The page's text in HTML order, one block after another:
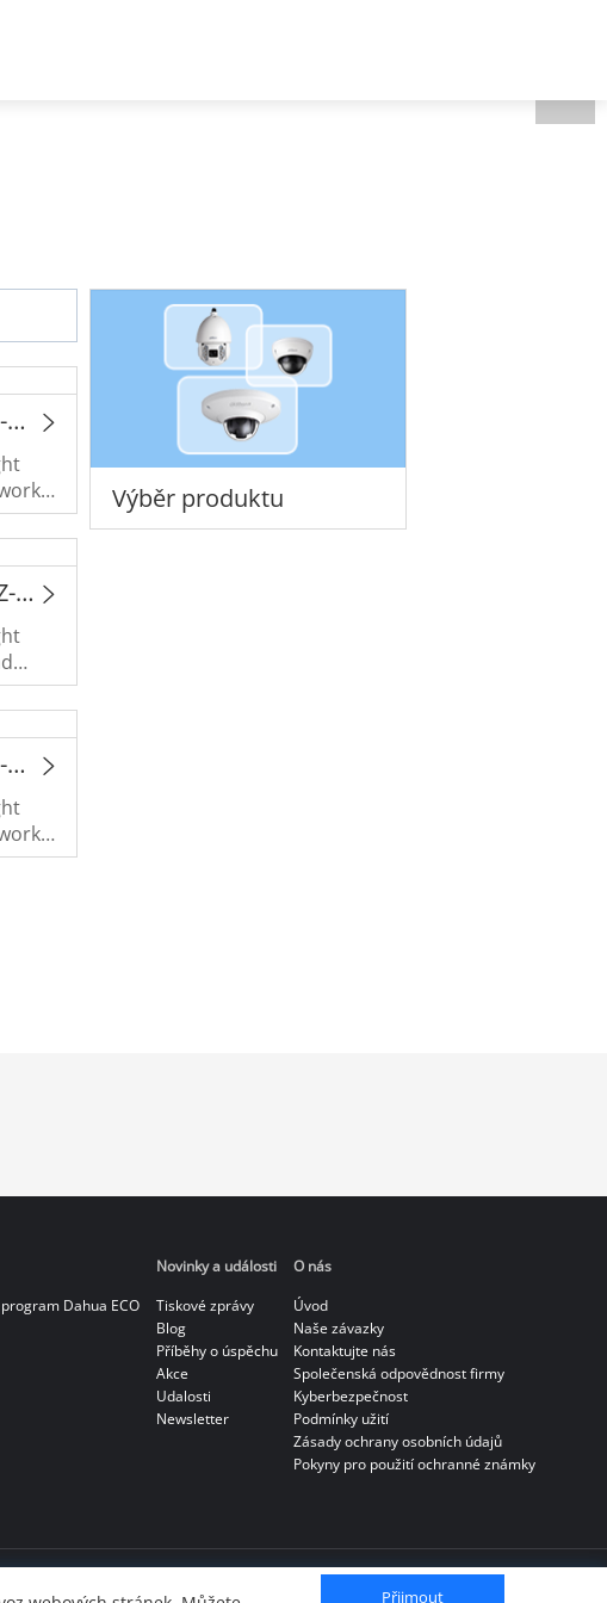
Přijmout
Výběr produktu
IPC-HFW7459Z1-Z10-PV-X
IPC-HDBW7459Z-Z4-PV-X
IPC-HFW7859Z1-Z7-PV-X
Dahua ECO
Novinky a události
Tiskové zprávy
Blog
Příběhy o úspěchu
Akce
Udalosti
Newsletter
O nás
Úvod
Naše závazky
Kontaktujte nás
Společenská odpovědnost firmy
Kyberbezpečnost
Podmínky užití
Zásady ochrany osobních údajů
Pokyny pro použití ochranné známky